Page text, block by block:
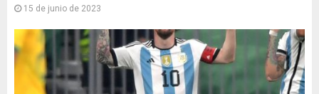
15 de junio de 2023